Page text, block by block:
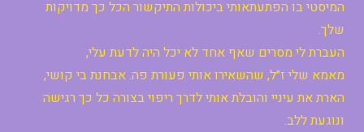
המיסטי בו הפתעתאותי ביכולות התיקשור הכל כך מדויקות
שלך.
העברת לי מסרים שאף אחד לא יכל היה לדעת עלי,
מאמא שלי ז״ל, שהשאירו אותי פעורת פה. אבחנת בי קושי,
הארת את עיניי והובלת אותי לדרך ריפוי בצורה כל כך רגישה
ונוגעת ללב.